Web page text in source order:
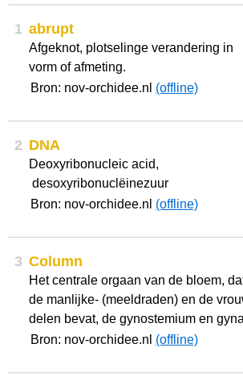
1 abrupt
Afgeknot, plotselinge verandering in
vorm of afmeting.
Bron: nov-orchidee.nl (offline)
2 DNA
Deoxyribonucleic acid,
desoxyribonuclëinezuur
Bron: nov-orchidee.nl (offline)
3 Column
Het centrale orgaan van de bloem,
de manlijke- (meeldraden) en de
delen bevat, de gynostemium en
Bron: nov-orchidee.nl (offline)